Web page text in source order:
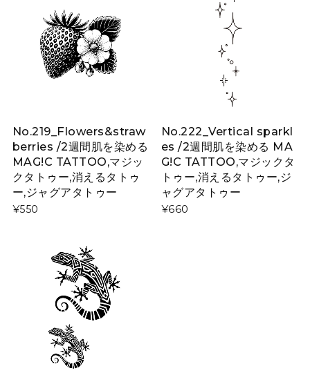
No.219_Flowers&straw
berries /2週間肌を染める
MAG!C TATTOO,マジッ
クタトゥー,消えるタトゥ
ー,ジャグアタトゥー
¥550
No.222_Vertical sparkl
es /2週間肌を染める MA
G!C TATTOO,マジックタ
トゥー,消えるタトゥー,ジ
ャグアタトゥー
¥660